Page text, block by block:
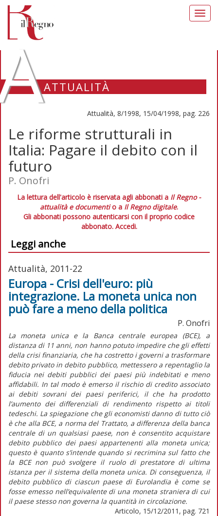
ATTUALITÀ
Attualità, 8/1998, 15/04/1998, pag. 226
Le riforme strutturali in
Italia: Pagare il debito con il
futuro
P. Onofri
La lettura dell'articolo è riservata agli abbonati a Il Regno -
attualità e documentio a Il Regno digitale.
Gli abbonati possono autenticarsi con il proprio codice
abbonato. Accedi.
Leggi anche
Attualità, 2011-22
Europa - Crisi dell'euro: più
integrazione. La moneta unica non
può fare a meno della politica
P. Onofri
La moneta unica e la Banca centrale europea (BCE), a
distanza di 11 anni, non hanno potuto impedire che gli effetti
della crisi finanziaria, che ha costretto i governi a trasformare
debito privato in debito pubblico, mettessero a repentaglio la
fiducia nei debiti pubblici dei paesi più indebitati e meno
affidabili. In tal modo è emerso il rischio di credito associato
ai debiti sovrani dei paesi periferici, il che ha prodotto
l’aumento dei differenziali di rendimento rispetto ai titoli
tedeschi. La spiegazione che gli economisti danno di tutto ciò
è che alla BCE, a norma del Trattato, a differenza della banca
centrale di un qualsiasi paese, non è consentito acquistare
debito pubblico dei paesi appartenenti alla moneta unica;
questo è quanto s’intende quando si recrimina sul fatto che
la BCE non può svolgere il ruolo di prestatore di ultima
istanza per il sistema della moneta unica. Di conseguenza, il
debito pubblico di ciascun paese di Eurolandia è come se
fosse emesso nell’equivalente di una moneta straniera di cui
il paese stesso non governa la quantità in circolazione.
Articolo, 15/12/2011, pag. 721